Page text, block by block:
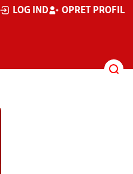
LOG IND OPRET PROFIL